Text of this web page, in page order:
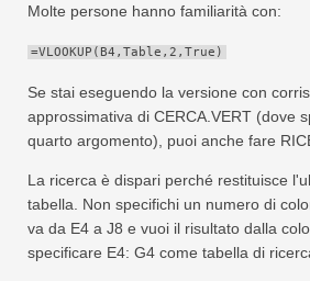
Molte persone hanno familiarità con:
=VLOOKUP(B4,Table,2,True)
Se stai eseguendo la versione con
approssimativa di CERCA.VERT (dove
quarto argomento), puoi anche fare
La ricerca è dispari perché restituisce
tabella. Non specifichi un numero di
va da E4 a J8 e vuoi il risultato dalla
specificare E4: G4 come tabella di